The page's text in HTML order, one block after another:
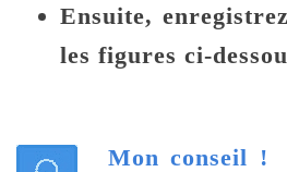
Ensuite,
les figures ci-
Mon conseil !